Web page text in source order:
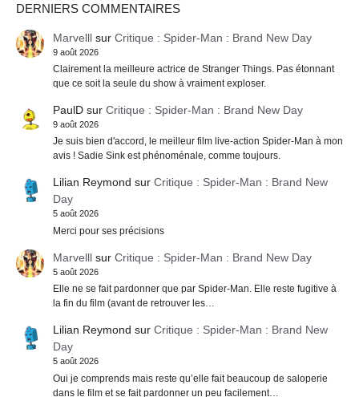
DERNIERS COMMENTAIRES
Marvelllsur Critique : Spider-Man : Brand New Day
9 août 2026
Clairement la meilleure actrice de Stranger Things. Pas étonnant
que ce soit la seule du show à vraiment exploser.
PaulDsur Critique : Spider-Man : Brand New Day
9 août 2026
Je suis bien d'accord, le meilleur film live-action Spider-Man à mon
avis ! Sadie Sink est phénoménale, comme toujours.
Lilian Reymond sur Critique : Spider-Man : Brand New
Day
5 août 2026
Merci pour ses précisions
Marvelllsur Critique : Spider-Man : Brand New Day
5 août 2026
Elle ne se fait pardonner que par Spider-Man. Elle reste fugitive à
la fin du film (avant de retrouver les…
Lilian Reymond sur Critique : Spider-Man : Brand New
Day
5 août 2026
Oui je comprends mais reste qu’elle fait beaucoup de saloperie
dans le film et se fait pardonner un peu facilement…